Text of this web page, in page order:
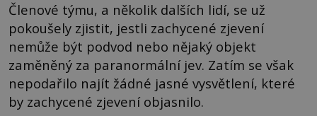
Členové týmu, a několik dalších lidí, se už
pokoušely zjistit, jestli zachycené zjevení
nemůže být podvod nebo nějaký objekt
zaměněný za paranormální jev. Zatím se však
nepodařilo najít žádné jasné vysvětlení, které
by zachycené zjevení objasnilo.